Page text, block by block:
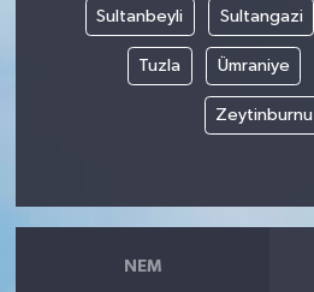
Sultanbeyli Sultangazi
Tuzla Ümraniye
Zeytinburnu
NEM